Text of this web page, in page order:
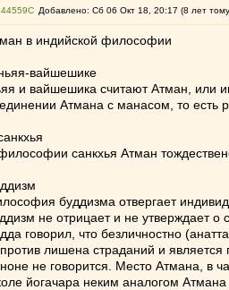
Добавлено: Сб 06 Окт 18, 20:17 (8 лет
в индийской философии
вайшешике
и вайшешика считают Атман, или
Атмана с манасом, то есть
санкхья Атман
буддизма отвергает
не отрицает и не утверждает
говорил, что безличностно
лишена страданий и
не говорится. Место Атмана, в
йогачара неким аналогом